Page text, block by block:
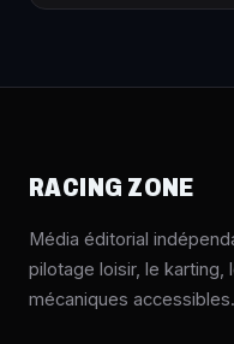
RACING ZONE
Média éditorial
pilotage loisir, le karting,
mécaniques accessibles.